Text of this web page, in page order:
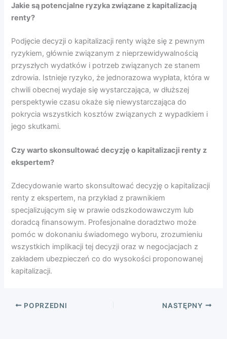
Jakie są potencjalne ryzyka związane z kapitalizacją
renty?
Podjęcie decyzji o kapitalizacji renty wiąże się z pewnym
ryzykiem, głównie związanym z nieprzewidywalnością
przyszłych wydatków i potrzeb związanych ze stanem
zdrowia. Istnieje ryzyko, że jednorazowa wypłata, która w
chwili obecnej wydaje się wystarczająca, w dłuższej
perspektywie czasu okaże się niewystarczająca do
pokrycia wszystkich kosztów związanych z wypadkiem i
jego skutkami.
Czy warto skonsultować decyzję o kapitalizacji renty z
ekspertem?
Zdecydowanie warto skonsultować decyzję o kapitalizacji
renty z ekspertem, na przykład z prawnikiem
specjalizującym się w prawie odszkodowawczym lub
doradcą finansowym. Profesjonalne doradztwo może
pomóc w dokonaniu świadomego wyboru, zrozumieniu
wszystkich implikacji tej decyzji oraz w negocjacjach z
zakładem ubezpieczeń co do wysokości proponowanej
kapitalizacji.
POPRZEDNI NASTĘPNY